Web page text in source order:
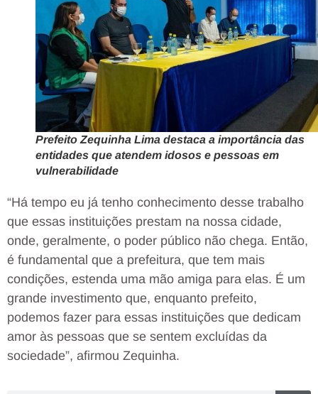
Prefeito Zequinha Lima destaca a importância das
entidades que atendem idosos e pessoas em
vulnerabilidade
“Há tempo eu já tenho conhecimento desse trabalho
que essas instituições prestam na nossa cidade,
onde, geralmente, o poder público não chega. Então,
é fundamental que a prefeitura, que tem mais
condições, estenda uma mão amiga para elas. É um
grande investimento que, enquanto prefeito,
podemos fazer para essas instituições que dedicam
amor às pessoas que se sentem excluídas da
sociedade”, afirmou Zequinha.